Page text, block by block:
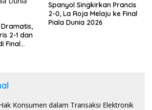
2-1 dan
Final
Spanyol Singkirkan Prancis
2-0, La Roja Melaju ke Final
Piala Dunia 2026